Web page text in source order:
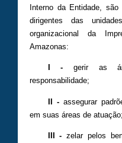
Interno da Entidade,
dirigentes das
organizacional da
Amazonas:
I - gerir as
responsabilidade;
II -assegurar
em suas áreas de atuação;
III - zelar pelos